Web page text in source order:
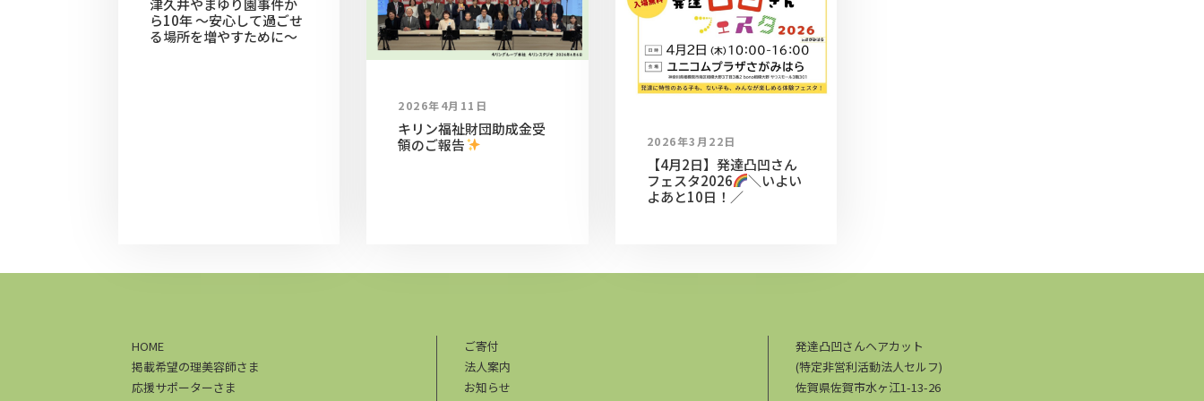
ら10年 ～安心して過ごせ
る場所を増やすために～
2026年4月11日
キリン福祉財団助成金受
領のご報告
2026年3月22日
【4月2日】発達凸凹さん
フェスタ2026
＼いよい
よあと10日！／
HOME
掲載希望の理美容師さま
応援サポーターさま
ご寄付
法人案内
お知らせ
発達凸凹さんヘアカット
(特定非営利活動法人セルフ)
佐賀県佐賀市水ヶ江1-13-26